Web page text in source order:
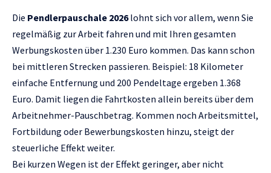
Die Pendlerpauschale 2026lohnt sich vor allem, wenn Sie
regelmäßig zur Arbeit fahren und mit Ihren gesamten
Werbungskosten über 1.230 Euro kommen. Das kann schon
bei mittleren Strecken passieren. Beispiel: 18 Kilometer
einfache Entfernung und 200 Pendeltage ergeben 1.368
Euro. Damit liegen die Fahrtkosten allein bereits über dem
Arbeitnehmer-Pauschbetrag. Kommen noch Arbeitsmittel,
Fortbildung oder Bewerbungskosten hinzu, steigt der
steuerliche Effekt weiter.
Bei kurzen Wegen ist der Effekt geringer, aber nicht